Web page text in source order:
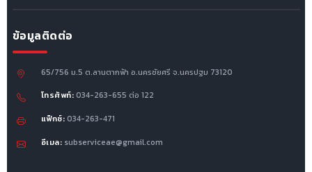
ข้อมูลติดต่อ
65/756 ม.5 ต.ลานตากฟ้า อ.นครชัยศรี จ.นครปฐม 73120
โทรศัพท์: 034-263-655 ต่อ 122
แฟ็กซ์: 034-263-471
อีเมล: subserviceae@gmail.com